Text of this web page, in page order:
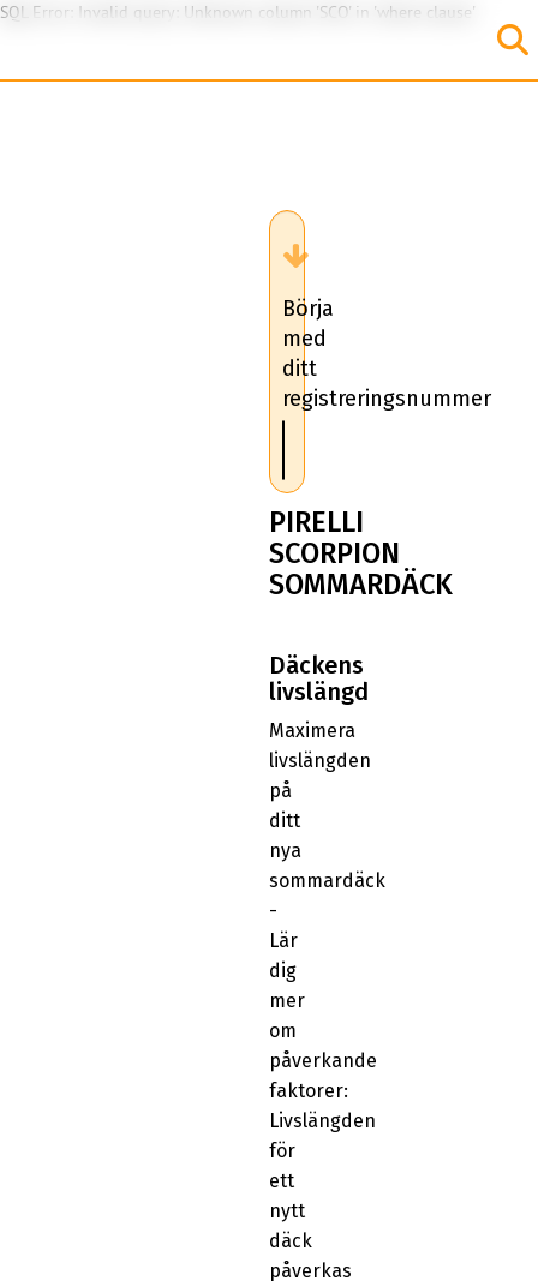
SQL Error: Invalid query: Unknown column 'SCO' in 'where clause'
Börja
med
ditt
registreringsnummer
PIRELLI
SCORPION
SOMMARDÄCK
Däckens
livslängd
Maximera
livslängden
på
ditt
nya
sommardäck
-
Lär
dig
mer
om
påverkande
faktorer:
Livslängden
för
ett
nytt
däck
påverkas